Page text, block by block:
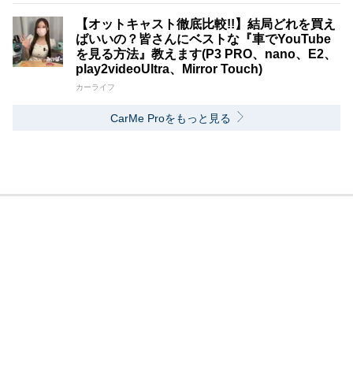
【オットキャスト徹底比較!!】結局どれを買え
ばいいの？皆さんにベストな『車でYouTube
を見る方法』教えます(P3 PRO、nano、E2、
play2videoUltra、Mirror Touch)
カーライフ
CarMe Proをもっと見る